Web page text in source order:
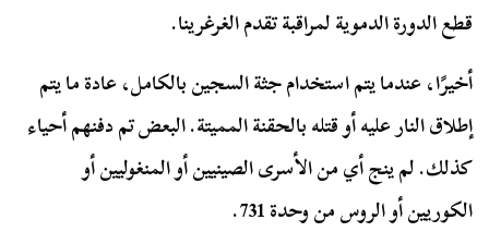
قطع الدورة الدموية لمراقبة تقدم الغرغرينا.
أخيرًا، عندما يتم استخدام جثة السجين بالكامل، عادة ما يتم
إطلاق النار عليه أو قتله بالحقنة المميتة. البعض تم دفنهم أحياء
كذلك. لم ينج أي من الأسرى الصينيين أو المنغوليين أو
الكوريين أو الروس من وحدة 731.